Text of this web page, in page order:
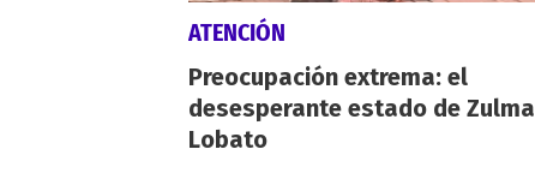
ATENCIÓN
Preocupación extrema: el
desesperante estado de Zulma
Lobato